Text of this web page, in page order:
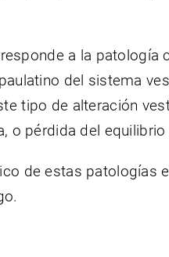
a la patología
del sistema
tipo de alteración
o pérdida del
de estas patologías